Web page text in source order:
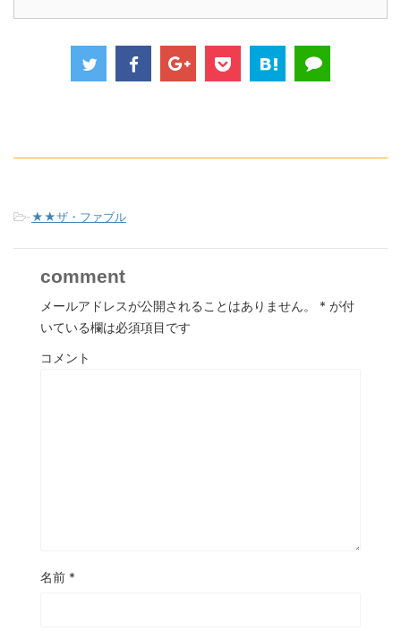
-★★ザ・ファブル
comment
メールアドレスが公開されることはありません。 * が付
いている欄は必須項目です
コメント
名前 *